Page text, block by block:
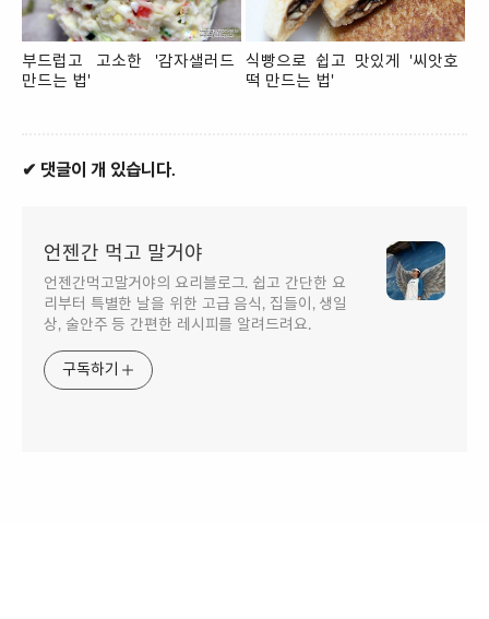
부드럽고 고소한 '감자샐러드
만드는 법'
식빵으로 쉽고 맛있게 '씨앗호
떡 만드는 법'
✔ 댓글이 개 있습니다.
언젠간 먹고 말거야
언젠간먹고말거야의 요리블로그. 쉽고 간단한 요
리부터 특별한 날을 위한 고급 음식, 집들이, 생일
상, 술안주 등 간편한 레시피를 알려드려요.
구독하기